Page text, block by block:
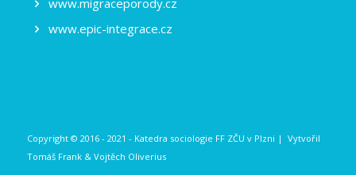
www.epic-integrace.cz
Copyright © 2016 - 2021 - Katedra sociologie FF ZČU v Plzni | Vytvořil
Tomáš Frank& Vojtěch Oliverius